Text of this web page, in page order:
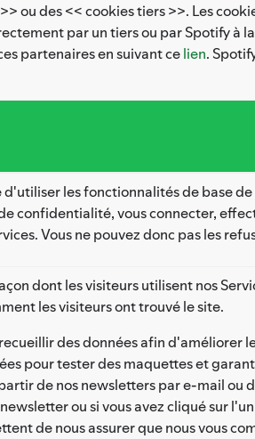
ou des << cookies tiers >>. Les
par un tiers ou par Spotify à
partenaires en suivant celien.
les fonctionnalités de base
confidentialité, vous connecter,
Vous ne pouvez donc pas les
dont les visiteurs utilisent nos
les visiteurs ont trouvé le site.
des données afin
pour tester des maquettes et
de nos newsletters par e-mail ou
ou si vous avez cliqué sur
de nous assurer que nous vous